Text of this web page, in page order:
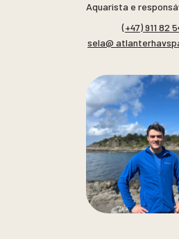
Aquarista e
(+47) 911 82
sela@